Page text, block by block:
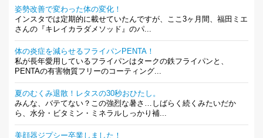
姿勢改善で変わった体の変化！
インスタでは定期的に載せていたんですが、ここ3ヶ月間、福田ミエ
さんの『キレイカラダメソッド』のパ...
体の炎症を減らせるフライパンPENTA！
私が長年愛用しているフライパンはタークの鉄フライパンと、
PENTAの有害物質フリーのコーティング...
夏のむくみ退散！レタスの30秒おひたし。
みんな、バテてない？この強烈な暑さ…しばらく続くみたいだか
ら、水分・ビタミン・ミネラルしっかり補...
美顔器ジプシー卒業しました！